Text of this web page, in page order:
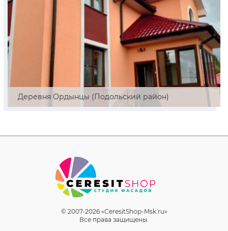
Деревня Ордынцы (Подольский район)
© 2007-2026 «CeresitShop-Msk.ru»
Все права защищены.